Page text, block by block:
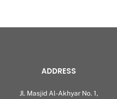
ADDRESS
Jl. Masjid Al-Akhyar No. 1,